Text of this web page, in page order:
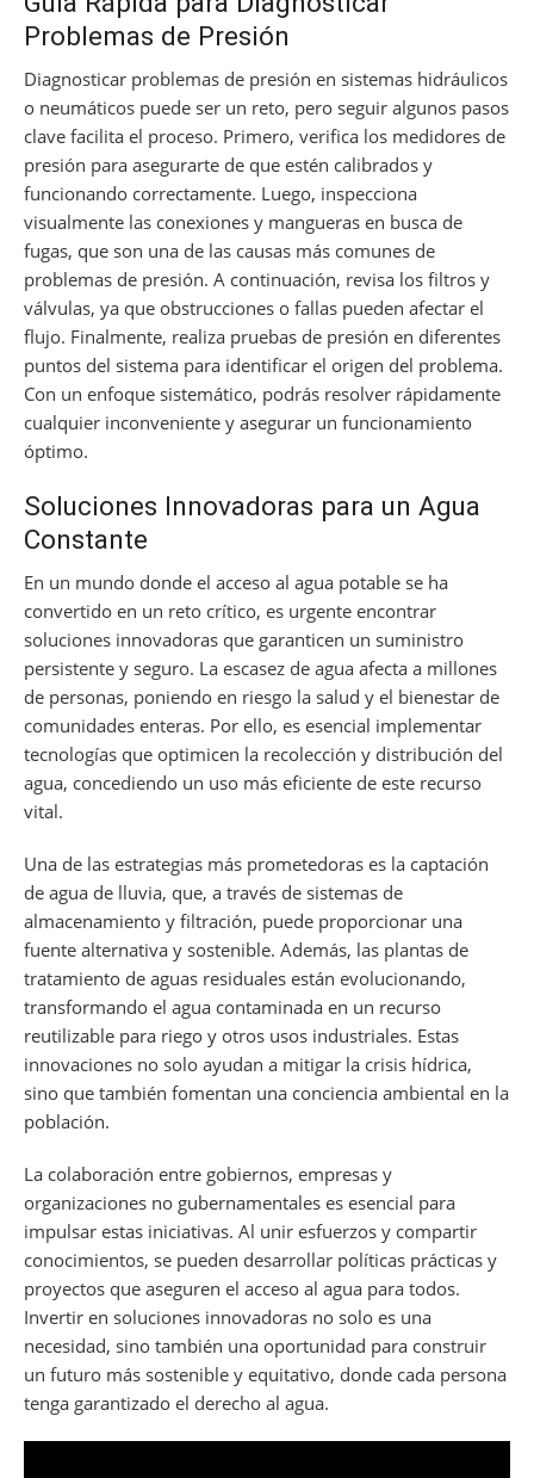
Problemas de Presión
Diagnosticar problemas de presión en sistemas hidráulicos
o neumáticos puede ser un reto, pero seguir algunos pasos
clave facilita el proceso. Primero, verifica los medidores de
presión para asegurarte de que estén calibrados y
funcionando correctamente. Luego, inspecciona
visualmente las conexiones y mangueras en busca de
fugas, que son una de las causas más comunes de
problemas de presión. A continuación, revisa los filtros y
válvulas, ya que obstrucciones o fallas pueden afectar el
flujo. Finalmente, realiza pruebas de presión en diferentes
puntos del sistema para identificar el origen del problema.
Con un enfoque sistemático, podrás resolver rápidamente
cualquier inconveniente y asegurar un funcionamiento
óptimo.
Soluciones Innovadoras para un Agua
Constante
En un mundo donde el acceso al agua potable se ha
convertido en un reto crítico, es urgente encontrar
soluciones innovadoras que garanticen un suministro
persistente y seguro. La escasez de agua afecta a millones
de personas, poniendo en riesgo la salud y el bienestar de
comunidades enteras. Por ello, es esencial implementar
tecnologías que optimicen la recolección y distribución del
agua, concediendo un uso más eficiente de este recurso
vital.
Una de las estrategias más prometedoras es la captación
de agua de lluvia, que, a través de sistemas de
almacenamiento y filtración, puede proporcionar una
fuente alternativa y sostenible. Además, las plantas de
tratamiento de aguas residuales están evolucionando,
transformando el agua contaminada en un recurso
reutilizable para riego y otros usos industriales. Estas
innovaciones no solo ayudan a mitigar la crisis hídrica,
sino que también fomentan una conciencia ambiental en la
población.
La colaboración entre gobiernos, empresas y
organizaciones no gubernamentales es esencial para
impulsar estas iniciativas. Al unir esfuerzos y compartir
conocimientos, se pueden desarrollar políticas prácticas y
proyectos que aseguren el acceso al agua para todos.
Invertir en soluciones innovadoras no solo es una
necesidad, sino también una oportunidad para construir
un futuro más sostenible y equitativo, donde cada persona
tenga garantizado el derecho al agua.